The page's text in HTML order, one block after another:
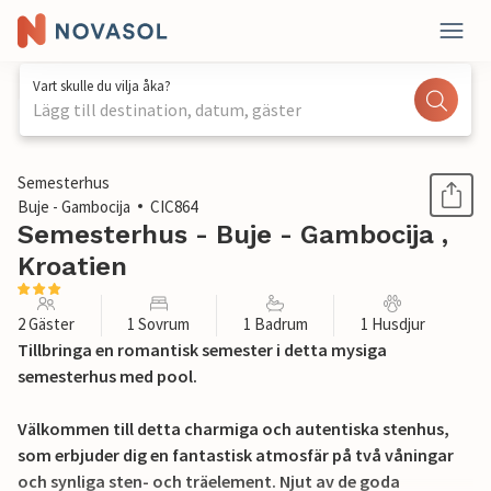
Vart skulle du vilja åka?
Lägg till destination, datum, gäster
1 / 28
Semesterhus
Buje - Gambocija
CIC864
Semesterhus - Buje - Gambocija ,
Kroatien
2 Gäster 1 Sovrum 1 Badrum 1 Husdjur
Tillbringa en romantisk semester i detta mysiga
semesterhus med pool.
Välkommen till detta charmiga och autentiska stenhus,
som erbjuder dig en fantastisk atmosfär på två våningar
och synliga sten- och träelement. Njut av de goda